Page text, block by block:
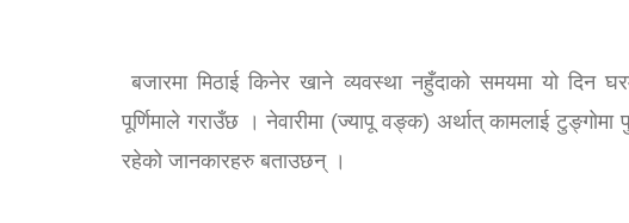
बजारमा मिठाई किनेर खाने व्यवस्था नहुँदाको समयमा यो दिन
पूर्णिमाले गराउँछ । नेवारीमा (ज्यापू वङ्क) अर्थात् कामलाई
रहेको जानकारहरु बताउछन् ।